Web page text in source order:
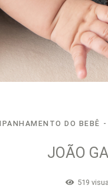
DO BEBÊ
JOÃO
519